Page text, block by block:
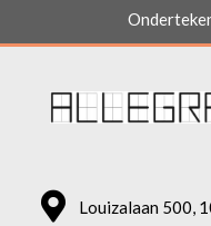
Louizalaan 500,